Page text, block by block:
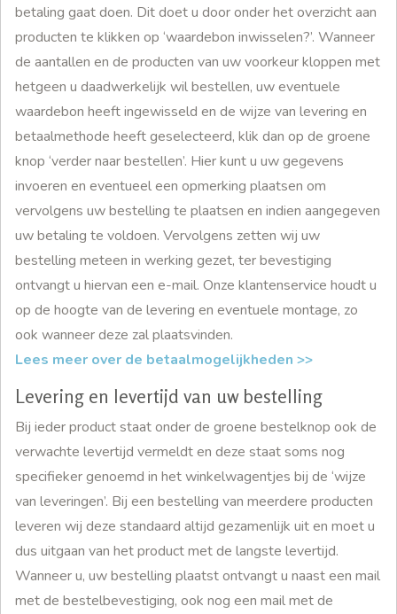
betaling gaat doen. Dit doet u door onder het overzicht aan
producten te klikken op ‘waardebon inwisselen?’. Wanneer
de aantallen en de producten van uw voorkeur kloppen met
hetgeen u daadwerkelijk wil bestellen, uw eventuele
waardebon heeft ingewisseld en de wijze van levering en
betaalmethode heeft geselecteerd, klik dan op de groene
knop ‘verder naar bestellen’. Hier kunt u uw gegevens
invoeren en eventueel een opmerking plaatsen om
vervolgens uw bestelling te plaatsen en indien aangegeven
uw betaling te voldoen. Vervolgens zetten wij uw
bestelling meteen in werking gezet, ter bevestiging
ontvangt u hiervan een e-mail. Onze klantenservice houdt u
op de hoogte van de levering en eventuele montage, zo
ook wanneer deze zal plaatsvinden.
Lees meer over de betaalmogelijkheden >>
Levering en levertijd van uw bestelling
Bij ieder product staat onder de groene bestelknop ook de
verwachte levertijd vermeldt en deze staat soms nog
specifieker genoemd in het winkelwagentjes bij de ‘wijze
van leveringen’. Bij een bestelling van meerdere producten
leveren wij deze standaard altijd gezamenlijk uit en moet u
dus uitgaan van het product met de langste levertijd.
Wanneer u, uw bestelling plaatst ontvangt u naast een mail
met de bestelbevestiging, ook nog een mail met de